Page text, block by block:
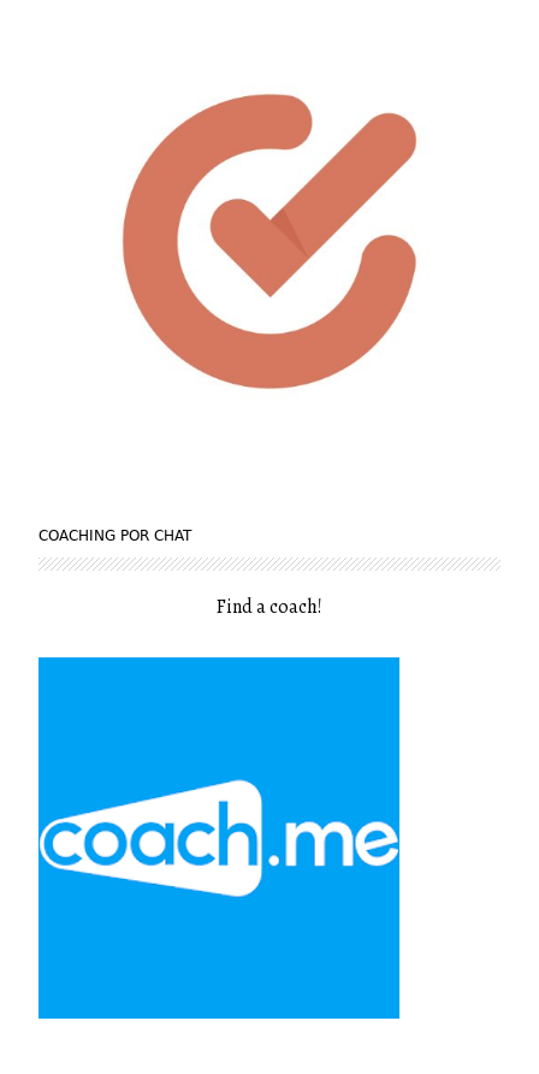
COACHING POR CHAT
Find a coach!